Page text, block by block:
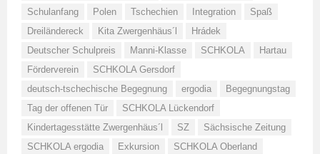
Schulanfang
Polen Tschechien Integration
Spaß
Dreiländereck
Kita Zwergenhäus´l
Hrádek
Deutscher Schulpreis
Manni-Klasse SCHKOLA
Hartau
Förderverein
SCHKOLA Gersdorf
deutsch-tschechische Begegnung
ergodia
Begegnungstag
Tag der offenen Tür
SCHKOLA Lückendorf
Kindertagesstätte Zwergenhäus´l
SZ
Sächsische Zeitung
SCHKOLA ergodia
Exkursion
SCHKOLA Oberland